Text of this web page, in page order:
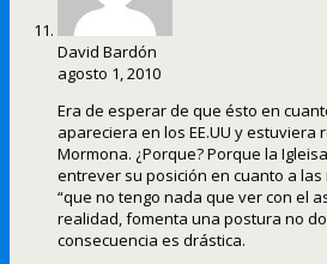
David Bardón
agosto 1, 2010
Era de esperar de que ésto en
apareciera en los EE.UU y estuviera
Mormona. ¿Porque? Porque la
entrever su posición en cuanto a
“que no tengo nada que ver con el
realidad, fomenta una postura no
consecuencia es drástica.